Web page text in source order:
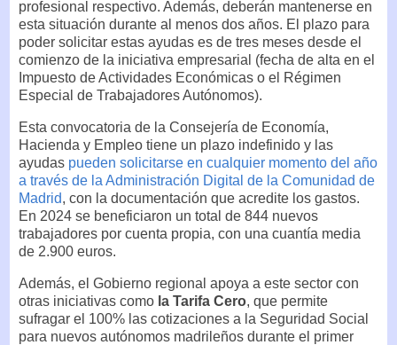
profesional respectivo. Además, deberán mantenerse en
esta situación durante al menos dos años. El plazo para
poder solicitar estas ayudas es de tres meses desde el
comienzo de la iniciativa empresarial (fecha de alta en el
Impuesto de Actividades Económicas o el Régimen
Especial de Trabajadores Autónomos).
Esta convocatoria de la Consejería de Economía,
Hacienda y Empleo tiene un plazo indefinido y las
ayudas pueden solicitarse en cualquier momento del año
a través de la Administración Digital de la Comunidad de
Madrid, con la documentación que acredite los gastos.
En 2024 se beneficiaron un total de 844 nuevos
trabajadores por cuenta propia, con una cuantía media
de 2.900 euros.
Además, el Gobierno regional apoya a este sector con
otras iniciativas como la Tarifa Cero, que permite
sufragar el 100% las cotizaciones a la Seguridad Social
para nuevos autónomos madrileños durante el primer